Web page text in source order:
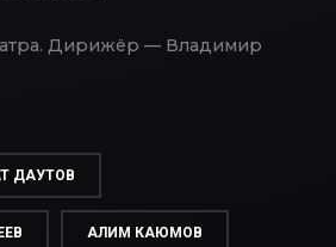
Дирижёр — Владимир
ДАУТОВ
АЛИМ КАЮМОВ